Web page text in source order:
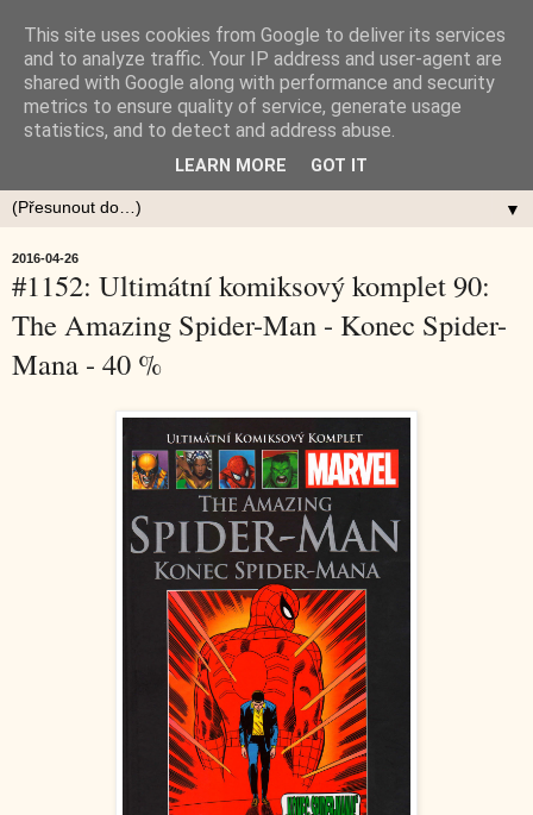
▼
2016-04-26
#1152: Ultimátní komiksový komplet 90:
The Amazing Spider-Man - Konec Spider-
Mana - 40 %
This site uses cookies from Google to deliver its services
and to analyze traffic. Your IP address and user-agent are
shared with Google along with performance and security
metrics to ensure quality of service, generate usage
statistics, and to detect and address abuse.
LEARN MORE GOT IT